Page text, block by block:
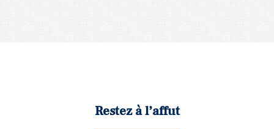
Restez à l’affut